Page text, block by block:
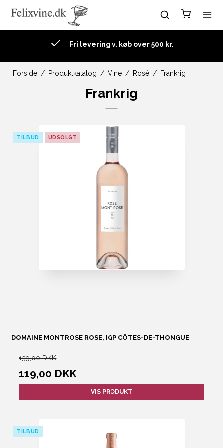
Fri levering v. køb over 500 kr.
Forside / Produktkatalog / Vine / Rosé / Frankrig
Frankrig
TILBUD UDSOLGT
DOMAINE MONTROSE ROSE, IGP CÔTES-DE-THONGUE
139,00 DKK
119,00 DKK
VIS PRODUKT
TILBUD